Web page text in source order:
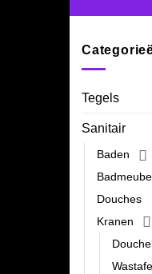
Tegels
Sanitair
Baden
Douches
Kranen